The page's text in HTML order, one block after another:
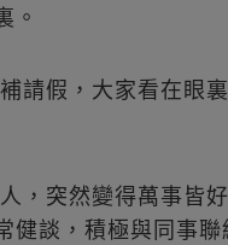
。
請假，大家看在眼
，突然變得萬事皆
談，積極與同事聯